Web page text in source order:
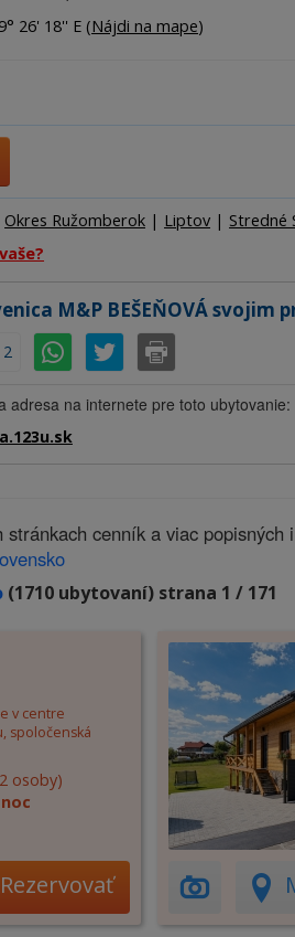
26' 18'' E (Nájdi na mape)
Okres Ružomberok | Liptov | Stredné
M&P BEŠEŇOVÁ svojim
2
adresa na internete pre toto ubytovanie:
cenník a viac
(1710 ubytovaní) strana 1 / 171
v centre
spoločenská
osoby)
Rezervovať